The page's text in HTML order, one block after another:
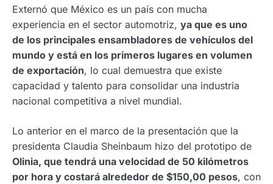
Externó que México es un país con mucha
experiencia en el sector automotriz, ya que es uno
de los principales ensambladores de vehículos del
mundo y está en los primeros lugares en volumen
de exportación, lo cual demuestra que existe
capacidad y talento para consolidar una industria
nacional competitiva a nivel mundial.
Lo anterior en el marco de la presentación que la
presidenta Claudia Sheinbaum hizo del prototipo de
Olinia, que tendrá una velocidad de 50 kilómetros
por hora y costará alrededor de $150,00 pesos, con